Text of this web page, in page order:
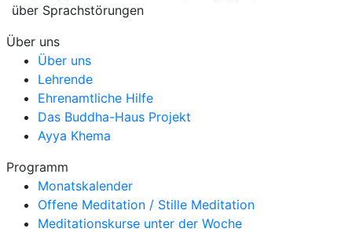
über Sprachstörungen
Über uns
Über uns
Lehrende
Ehrenamtliche Hilfe
Das Buddha-Haus Projekt
Ayya Khema
Programm
Monatskalender
Offene Meditation / Stille Meditation
Meditationskurse unter der Woche